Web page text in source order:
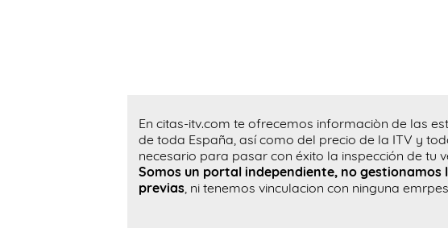
En citas-itv.com te ofrecemos informaciòn de las
de toda España, así como del precio de la ITV y
necesario para pasar con éxito la inspección de tu
Somos un portal independiente, no gestionamos
previas, ni tenemos vinculacion con ninguna